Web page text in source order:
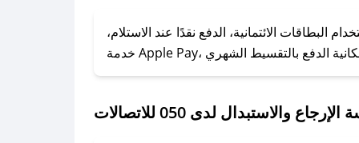
على كوبونات وخصومات حصرية، قم بما يلي:
- اضغط على أيقونة متابعة لمتجر 050 للاتصالات في تطبيق صحصح.
- تابع حسابنا الرسمي على تويتر وقم بتفعيل زر التنبيهات.
البطاقات الائتمانية، الدفع نقدًا عند الاستلام،
والاستبدال لدى 050 للاتصالات